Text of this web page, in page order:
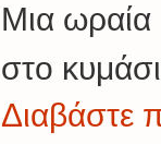
Μια ωραία
στο
Διαβάστε